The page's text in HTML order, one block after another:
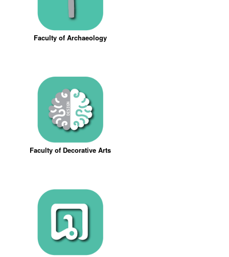
Faculty of Archaeology
Faculty of Decorative Arts